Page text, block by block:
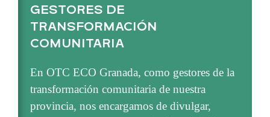
GESTORES DE
TRANSFORMACIÓN
COMUNITARIA
En OTC ECO Granada, como gestores de la
transformación comunitaria de nuestra
provincia, nos encargamos de divulgar,